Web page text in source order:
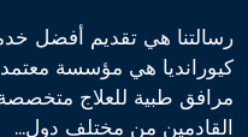
رسالتنا هي تقديم أفضل
مرافق طبية للعلاج
القادمين من مختلف دول...